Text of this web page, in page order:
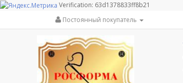
Verification: 63d1378833ff8b21
Постоянный покупатель